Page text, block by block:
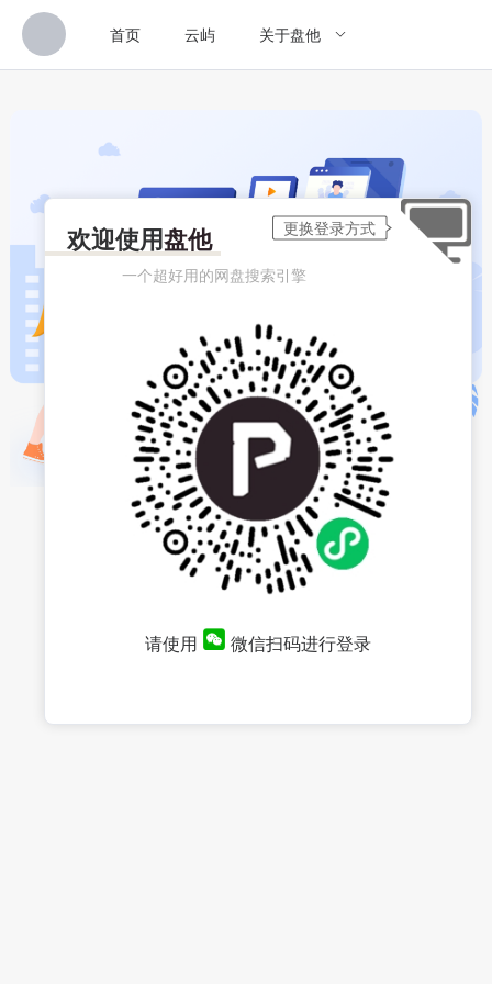
首页 云屿 关于盘他
欢迎使用盘他
一个超好用的网盘搜索引擎
请使用 微信扫码进行登录